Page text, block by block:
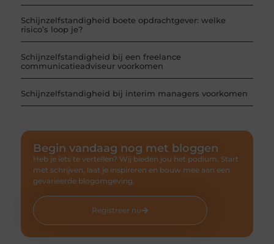
Schijnzelfstandigheid boete opdrachtgever: welke
risico’s loop je?
Schijnzelfstandigheid bij een freelance
communicatieadviseur voorkomen
Schijnzelfstandigheid bij interim managers voorkomen
Begin vandaag nog met bloggen
Heb je iets te vertellen? Wij bieden jou het podium. Start
met schrijven, laat je inspireren en bouw mee aan een
gevarieerde blogomgeving.
Registreer nu